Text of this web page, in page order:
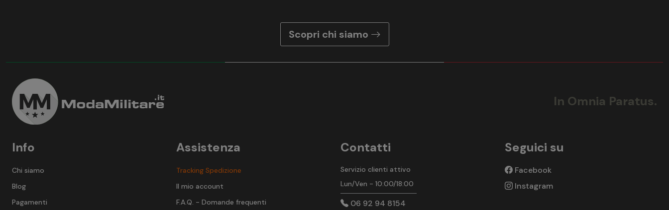
Scopri chi siamo
In Omnia Paratus.
Info
Chi siamo
Blog
Pagamenti
Assistenza
Tracking Spedizione
Il mio account
F.A.Q. - Domande frequenti
Contatti
Servizio clienti attivo
Lun/Ven - 10:00/18:00
06 92 94 8154
Seguici su
Facebook
Instagram